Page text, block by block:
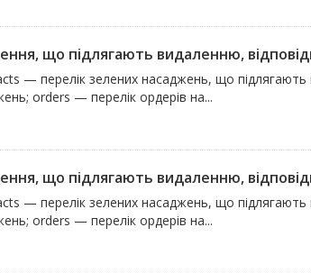
що підлягають видаленню,
— перелік зелених насаджень, що підлягають
orders — перелік ордерів на...
що підлягають видаленню,
— перелік зелених насаджень, що підлягають
orders — перелік ордерів на...